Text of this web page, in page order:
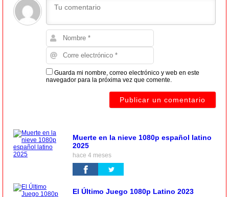
Guarda mi nombre, correo electrónico y web en este
navegador para la próxima vez que comente.
Muerte en la nieve 1080p español latino
2025
hace 4 meses
El Último Juego 1080p Latino 2023